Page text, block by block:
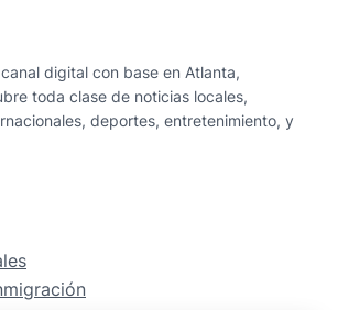
digital con base en Atlanta,
toda clase de noticias locales,
deportes, entretenimiento, y